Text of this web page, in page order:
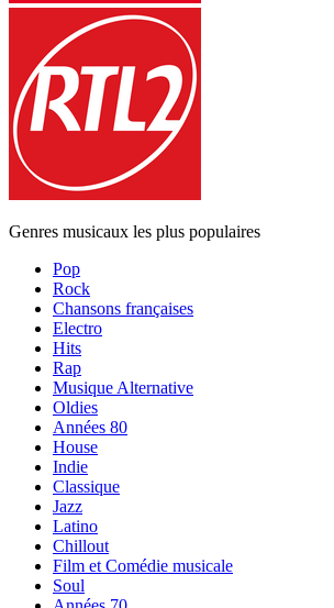
Genres musicaux les plus populaires
Pop
Rock
Chansons françaises
Electro
Hits
Rap
Musique Alternative
Oldies
Années 80
House
Indie
Classique
Jazz
Latino
Chillout
Film et Comédie musicale
Soul